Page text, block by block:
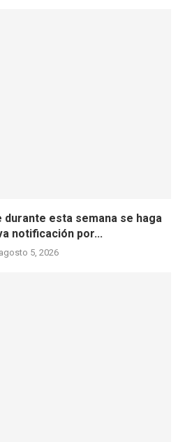
esta semana se haga
notificación por...
agosto 5, 2026